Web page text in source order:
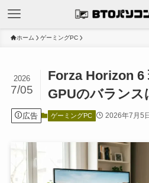
ホーム ゲーミングPC
Forza Horizon 6
GPUのバランス
2026
7/05
広告 ゲーミングPC 2026年7月5